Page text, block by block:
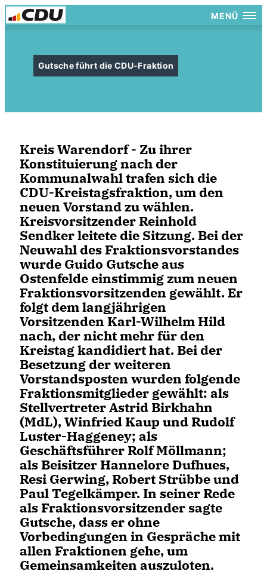
MENÜ
Gutsche führt die CDU-Fraktion
Kreis Warendorf - Zu ihrer
Konstituierung nach der
Kommunalwahl trafen sich die
CDU-Kreistagsfraktion, um den
neuen Vorstand zu wählen.
Kreisvorsitzender Reinhold
Sendker leitete die Sitzung. Bei der
Neuwahl des Fraktionsvorstandes
wurde Guido Gutsche aus
Ostenfelde einstimmig zum neuen
Fraktionsvorsitzenden gewählt. Er
folgt dem langjährigen
Vorsitzenden Karl-Wilhelm Hild
nach, der nicht mehr für den
Kreistag kandidiert hat. Bei der
Besetzung der weiteren
Vorstandsposten wurden folgende
Fraktionsmitglieder gewählt: als
Stellvertreter Astrid Birkhahn
(MdL), Winfried Kaup und Rudolf
Luster-Haggeney; als
Geschäftsführer Rolf Möllmann;
als Beisitzer Hannelore Dufhues,
Resi Gerwing, Robert Strübbe und
Paul Tegelkämper. In seiner Rede
als Fraktionsvorsitzender sagte
Gutsche, dass er ohne
Vorbedingungen in Gespräche mit
allen Fraktionen gehe, um
Gemeinsamkeiten auszuloten.